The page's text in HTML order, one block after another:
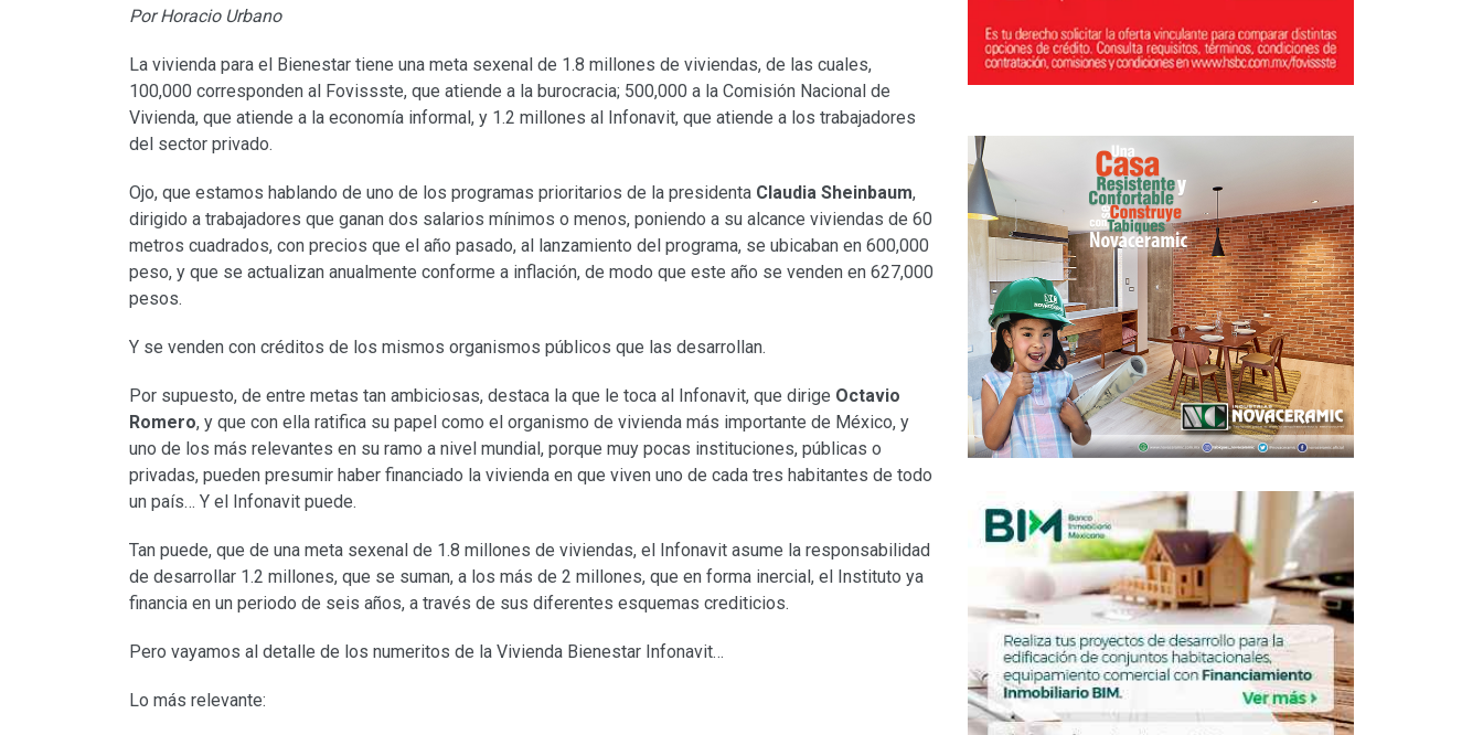
Por Horacio Urbano
La vivienda para el Bienestar tiene una meta sexenal de 1.8 millones de viviendas, de las cuales,
100,000 corresponden al Fovissste, que atiende a la burocracia; 500,000 a la Comisión Nacional de
Vivienda, que atiende a la economía informal, y 1.2 millones al Infonavit, que atiende a los trabajadores
del sector privado.
Ojo, que estamos hablando de uno de los programas prioritarios de la presidenta Claudia Sheinbaum,
dirigido a trabajadores que ganan dos salarios mínimos o menos, poniendo a su alcance viviendas de 60
metros cuadrados, con precios que el año pasado, al lanzamiento del programa, se ubicaban en 600,000
peso, y que se actualizan anualmente conforme a inflación, de modo que este año se venden en 627,000
pesos.
Y se venden con créditos de los mismos organismos públicos que las desarrollan.
Por supuesto, de entre metas tan ambiciosas, destaca la que le toca al Infonavit, que dirige Octavio
Romero, y que con ella ratifica su papel como el organismo de vivienda más importante de México, y
uno de los más relevantes en su ramo a nivel mundial, porque muy pocas instituciones, públicas o
privadas, pueden presumir haber financiado la vivienda en que viven uno de cada tres habitantes de todo
un país… Y el Infonavit puede.
Tan puede, que de una meta sexenal de 1.8 millones de viviendas, el Infonavit asume la responsabilidad
de desarrollar 1.2 millones, que se suman, a los más de 2 millones, que en forma inercial, el Instituto ya
financia en un periodo de seis años, a través de sus diferentes esquemas crediticios.
Pero vayamos al detalle de los numeritos de la Vivienda Bienestar Infonavit…
Lo más relevante: